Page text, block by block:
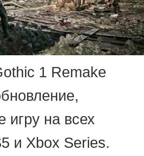
1 Remake
на всех
и Xbox Series.